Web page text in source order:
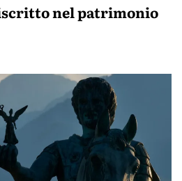
nel patrimonio